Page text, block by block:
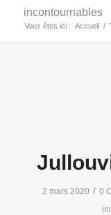
incontournables
Vous êtes ici : Accueil /
2 mars 2020 / 0